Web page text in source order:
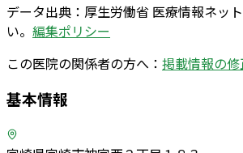
データ出典： 厚生労働省 医療情報ネッ
い。 編集ポリシー
この医院の関係者の方へ： 掲載情報の
基本情報